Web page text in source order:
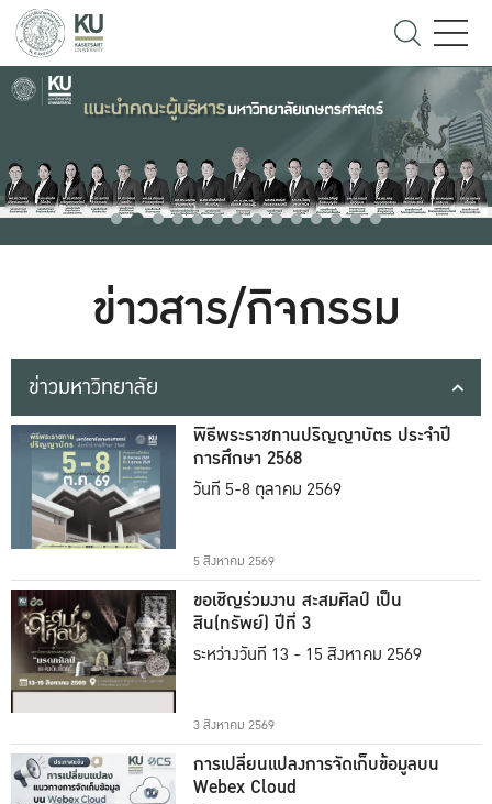
ข่าวสาร/กิจกรรม
ข่าวมหาวิทยาลัย
พิธีพระราชทานปริญญาบัตร ประจำปี
การศึกษา 2568
วันที่ 5-8 ตุลาคม 2569
5 สิงหาคม 2569
ขอเชิญร่วมงาน สะสมศิลป์ เป็น
สิน(ทรัพย์) ปีที่ 3
ระหว่างวันที่ 13 - 15 สิงหาคม 2569
3 สิงหาคม 2569
การเปลี่ยนแปลงการจัดเก็บข้อมูลบน
Webex Cloud